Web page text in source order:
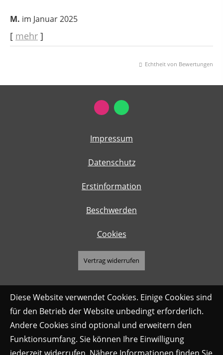
M. im Januar 2025
[ mehr ]
Echtheit von Bewertungen
Impressum
Datenschutz
Erstinformation
Beschwerden
Cookies
Vertrag widerrufen
Diese Website verwendet Cookies. Einige Cookies sind
für den Betrieb der Website unbedingt erforderlich.
Andere Cookies sind optional und erweitern den
Funktionsumfang. Sie können Ihre Einwilligung